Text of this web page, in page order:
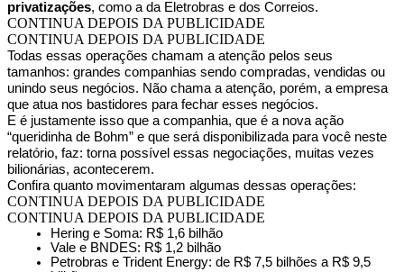
privatizações, como a da Eletrobras e dos Correios.
CONTINUA DEPOIS DA PUBLICIDADE
CONTINUA DEPOIS DA PUBLICIDADE
Todas essas operações chamam a atenção pelos seus
tamanhos: grandes companhias sendo compradas, vendidas ou
unindo seus negócios. Não chama a atenção, porém, a empresa
que atua nos bastidores para fechar esses negócios.
E é justamente isso que a companhia, que é a nova ação
“queridinha de Bohm” e que será disponibilizada para você neste
relatório, faz: torna possível essas negociações, muitas vezes
bilionárias, acontecerem.
Confira quanto movimentaram algumas dessas operações:
CONTINUA DEPOIS DA PUBLICIDADE
CONTINUA DEPOIS DA PUBLICIDADE
Hering e Soma: R$ 1,6 bilhão
Vale e BNDES: R$ 1,2 bilhão
Petrobras e Trident Energy: de R$ 7,5 bilhões a R$ 9,5